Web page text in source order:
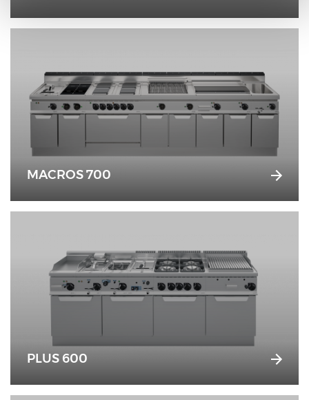
MACROS 700
PLUS 600